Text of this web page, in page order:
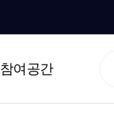
참여공간